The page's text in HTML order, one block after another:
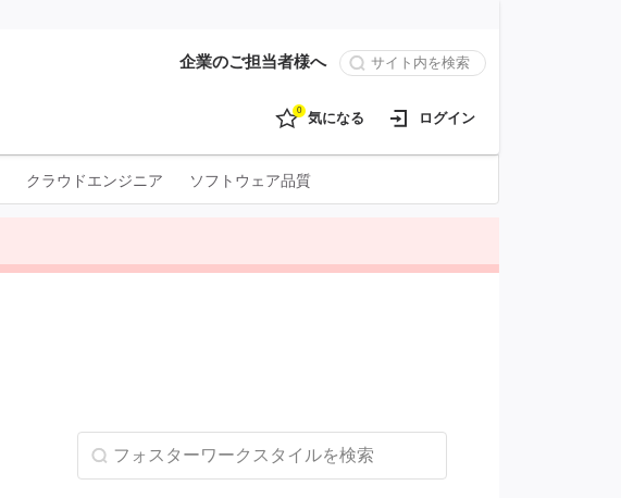
企業のご担当者様へ
0 気になる ログイン
クラウドエンジニア ソフトウェア品質